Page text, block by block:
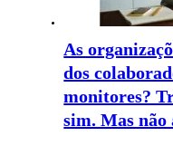
As
dos
monitores?
sim. Mas não